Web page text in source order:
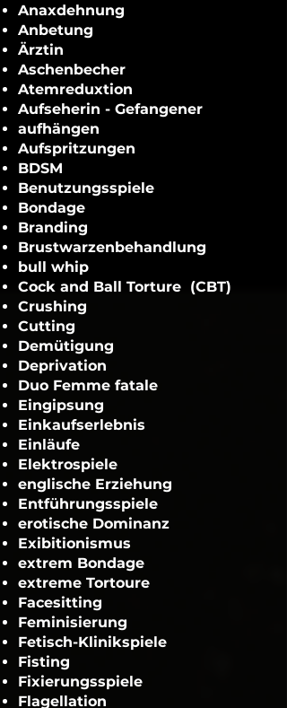
Anaxdehnung
Anbetung
Ärztin
Aschenbecher
Atemreduxtion
Aufseherin - Gefangener
aufhängen
Aufspritzungen
BDSM
Benutzungsspiele
Bondage
Branding
Brustwarzenbehandlung
bull whip
Cock and Ball Torture (CBT)
Crushing
Cutting
Demütigung
Deprivation
Duo Femme fatale
Eingipsung
Einkaufserlebnis
Einläufe
Elektrospiele
englische Erziehung
Entführungsspiele
erotische Dominanz
Exibitionismus
extrem Bondage
extreme Tortoure
Facesitting
Feminisierung
Fetisch-Klinikspiele
Fisting
Fixierungsspiele
Flagellation